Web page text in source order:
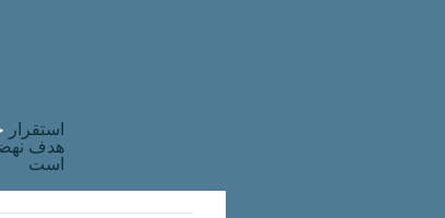
استقرار
هدف
است